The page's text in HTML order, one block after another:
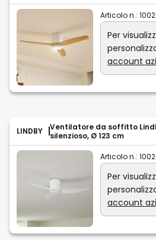
Articolo n.:
Per
account
LINDBY
Ventilatore da soffitto
silenzioso, Ø 123 cm
Articolo n.:
Per
account